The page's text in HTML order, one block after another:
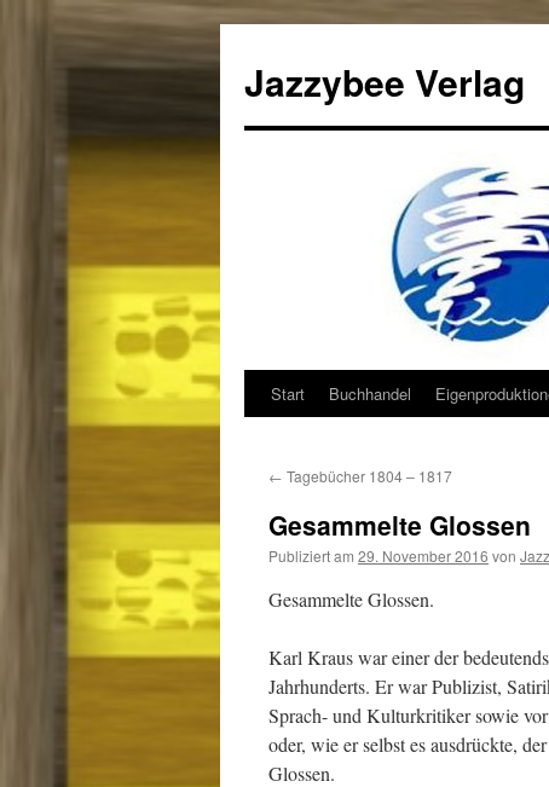
Jazzybee Verlag
Zum
springen
Start Buchhandel
← Tagebücher 1804 – 1817
Gesammelte Glossen
Publiziert am 29. November 2016 von
Gesammelte Glossen.
Karl Kraus war einer der
Jahrhunderts. Er war Publizist,
Sprach- und Kulturkritiker sowie
oder, wie er selbst es ausdrückte,
Glossen.